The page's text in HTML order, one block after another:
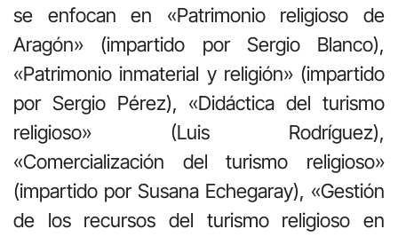
se enfocan en «Patrimonio religioso de
Aragón» (impartido por Sergio Blanco),
«Patrimonio inmaterial y religión» (impartido
por Sergio Pérez), «Didáctica del turismo
religioso» (Luis Rodríguez),
«Comercialización del turismo religioso»
(impartido por Susana Echegaray), «Gestión
de los recursos del turismo religioso en